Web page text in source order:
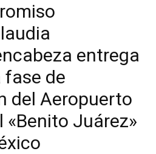
entrega
fase de
del Aeropuerto
Juárez»